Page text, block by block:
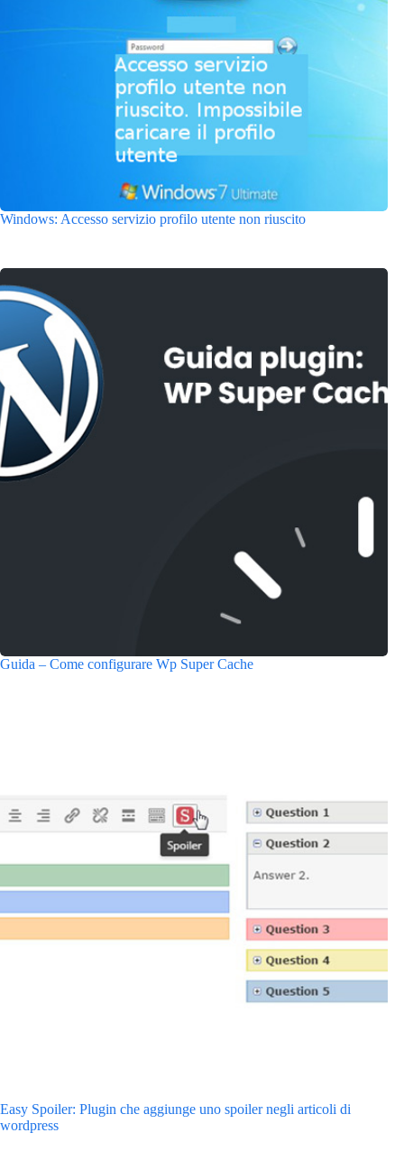
Windows: Accesso servizio profilo utente non riuscito
Guida – Come configurare Wp Super Cache
Easy Spoiler: Plugin che aggiunge uno spoiler negli articoli di
wordpress